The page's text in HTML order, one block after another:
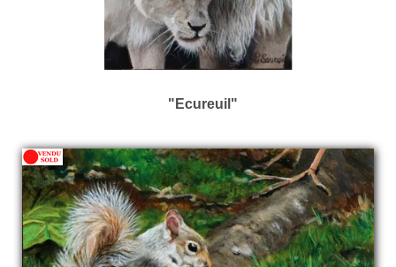
"Ecureuil"